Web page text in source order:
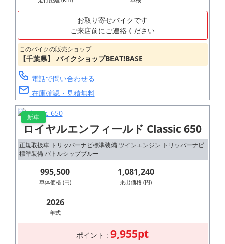
お取り寄せバイクです
ご来店前にご連絡ください
このバイクの販売ショップ
【千葉県】 バイクショップBEAT!BASE
電話で問い合わせる
在庫確認・見積無料
新車
ロイヤルエンフィールド Classic 650
正規取扱車 トリッパーナビ標準装備 ツインエンジン トリッパーナビ
標準装備 バトルシップブルー
995,500
車体価格 (円)
1,081,240
乗出価格 (円)
2026
年式
ポイント : 9,955pt